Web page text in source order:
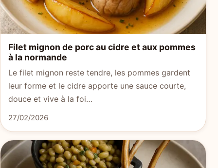
Filet mignon de porc au cidre et aux pommes
à la normande
Le filet mignon reste tendre, les pommes gardent
leur forme et le cidre apporte une sauce courte,
douce et vive à la foi…
27/02/2026